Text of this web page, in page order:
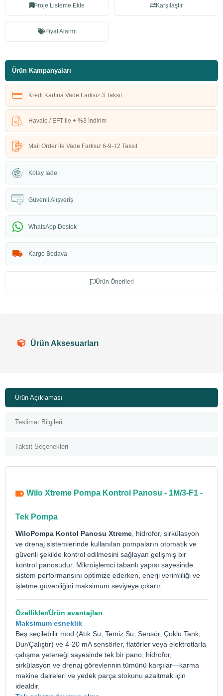
Proje Listeme Ekle Karşılaştır
Fiyat Alarmı
Ürün Kampanyaları
Kredi Kartına Vade Farksız 3 Taksit
Havale / EFT ile + %3 İndirim
Mail Order ile Vade Farksız 6-9-12 Taksit
Kolay İade
Güvenli Alışveriş
WhatsApp Destek
Kargo Bedava
Ürün Önerileri
Ürün Aksesuarları
Ürün Açıklaması
Teslimat Bilgileri
Taksit Seçenekleri
Wilo Xtreme Pompa Kontrol Panosu - 1M/3-F1 -
Tek Pompa
WiloPompa Kontol Panosu Xtreme , hidrofor, sirkülasyon
ve drenaj sistemlerinde kullanılan pompaların otomatik ve
güvenli şekilde kontrol edilmesini sağlayan gelişmiş bir
kontrol panosudur. Mikroişlemci tabanlı yapısı sayesinde
sistem performansını optimize ederken, enerji verimliliği ve
işletme güvenliğini maksimum seviyeye çıkarır.
Özellikler/Ürün avantajları
Maksimum esneklik
Beş seçilebilir mod (Atık Su, Temiz Su, Sensör, Çoklu Tank,
Dur/Çalıştır) ve 4-20 mA sensörler, flatörler veya elektrotlarla
çalışma yeteneği sayesinde tek bir pano; hidrofor,
sirkülasyon ve drenaj görevlerinin tümünü karşılar—karma
makine daireleri ve yedek parça stokunu azaltmak için
idealdir.